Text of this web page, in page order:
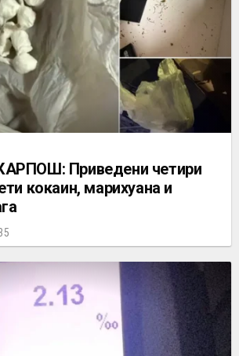
Приведени четири
кокаин, марихуана и